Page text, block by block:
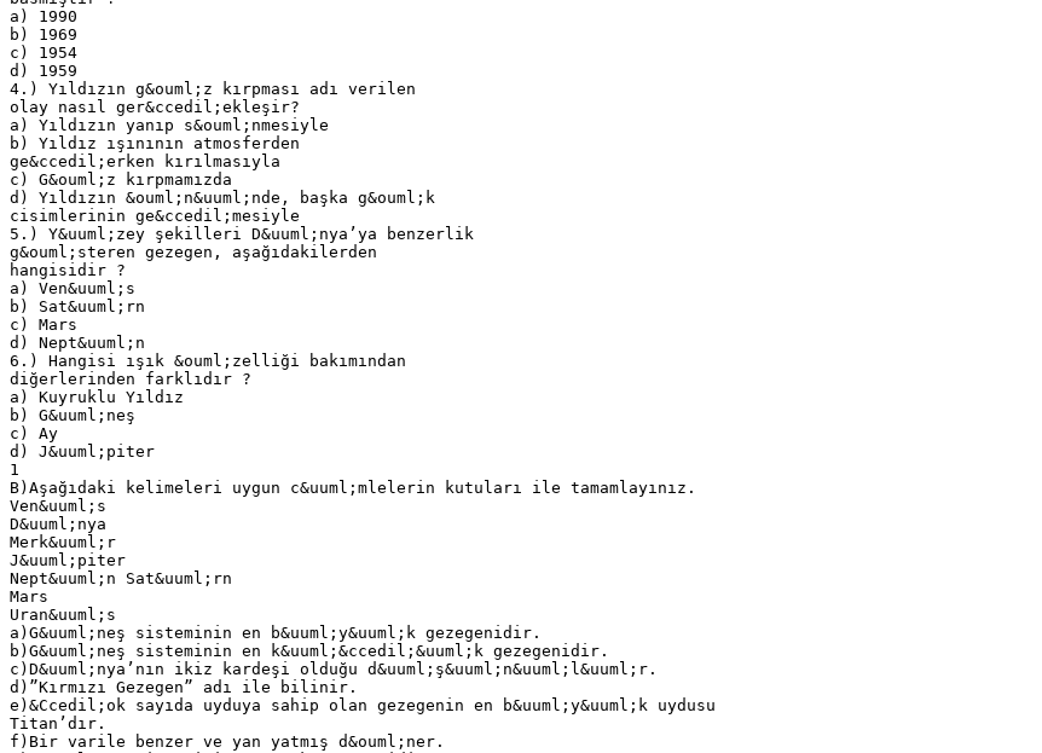
a) 1990
b) 1969
c) 1954
d) 1959
4.) Yıldızın g&ouml;z kırpması adı verilen
olay nasıl ger&ccedil;ekleşir?
a) Yıldızın yanıp s&ouml;nmesiyle
b) Yıldız ışınının atmosferden
ge&ccedil;erken kırılmasıyla
c) G&ouml;z kırpmamızda
d) Yıldızın &ouml;n&uuml;nde, başka g&ouml;k
cisimlerinin ge&ccedil;mesiyle
5.) Y&uuml;zey şekilleri D&uuml;nya’ya benzerlik
g&ouml;steren gezegen, aşağıdakilerden
hangisidir ?
a) Ven&uuml;s
b) Sat&uuml;rn
c) Mars
d) Nept&uuml;n
6.) Hangisi ışık &ouml;zelliği bakımından
diğerlerinden farklıdır ?
a) Kuyruklu Yıldız
b) G&uuml;neş
c) Ay
d) J&uuml;piter
1
B)Aşağıdaki kelimeleri uygun c&uuml;mlelerin kutuları ile tamamlayınız.
Ven&uuml;s
D&uuml;nya
Merk&uuml;r
J&uuml;piter
Nept&uuml;n Sat&uuml;rn
Mars
Uran&uuml;s
a)G&uuml;neş sisteminin en b&uuml;y&uuml;k gezegenidir.
b)G&uuml;neş sisteminin en k&uuml;&ccedil;&uuml;k gezegenidir.
c)D&uuml;nya’nın ikiz kardeşi olduğu d&uuml;ş&uuml;n&uuml;l&uuml;r.
d)”Kırmızı Gezegen” adı ile bilinir.
e)&Ccedil;ok sayıda uyduya sahip olan gezegenin en b&uuml;y&uuml;k uydusu
Titan’dır.
f)Bir varile benzer ve yan yatmış d&ouml;ner.